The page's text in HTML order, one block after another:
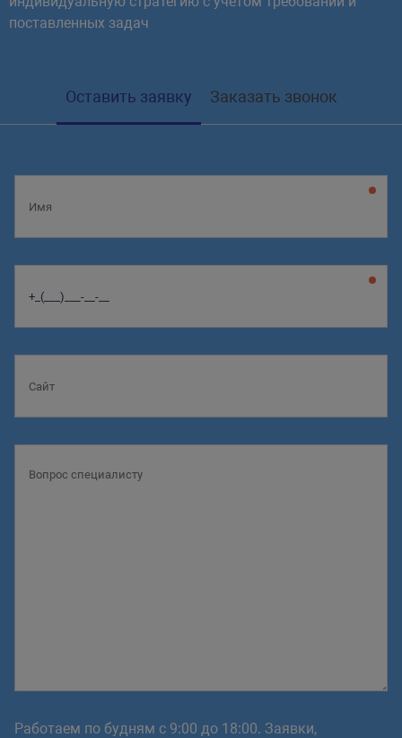
поставленных задач
Оставить заявку Заказать звонок
Работаем по будням с 9:00 до 18:00. Заявки,